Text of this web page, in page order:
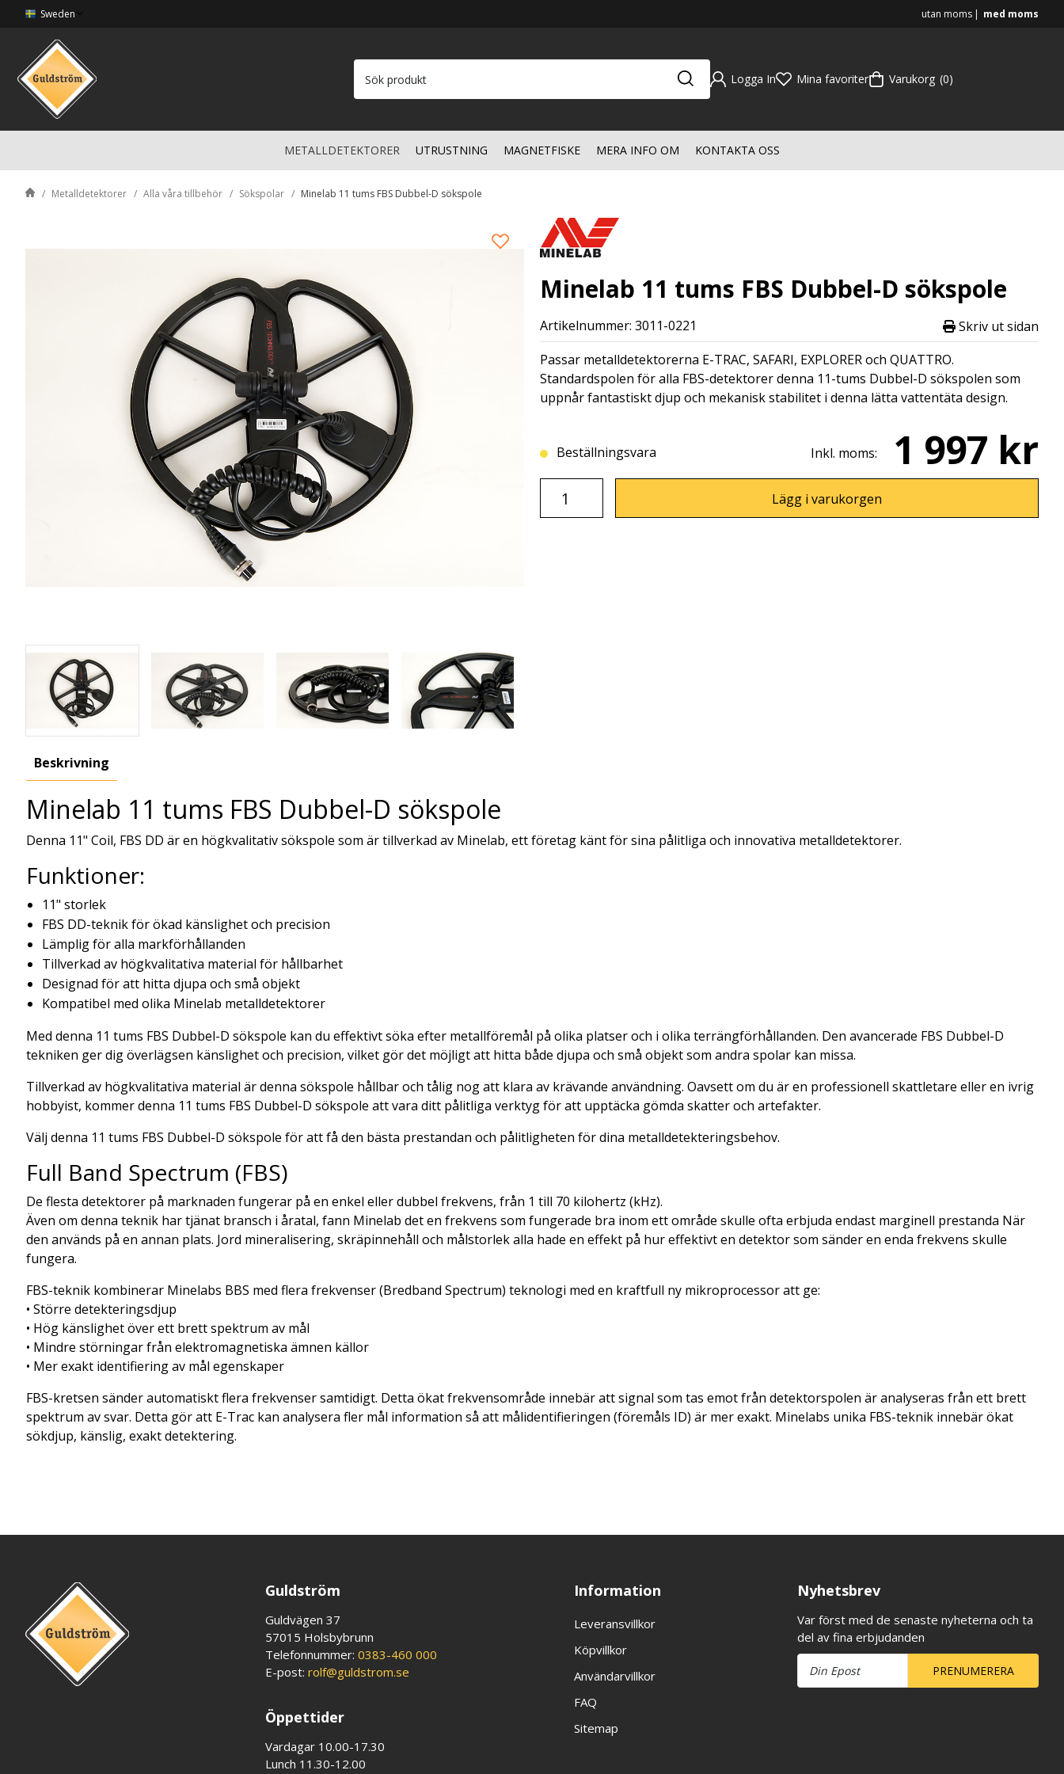
Sweden utan moms med moms
Logga In Mina favoriter Varukorg 0
METALLDETEKTORER UTRUSTNING MAGNETFISKE MERA INFO OM KONTAKTA OSS
Metalldetektorer Alla våra tillbehör Sökspolar Minelab 11 tums FBS Dubbel-D sökspole
Minelab 11 tums FBS Dubbel-D sökspole
Artikelnummer: 3011-0221
Skriv ut sidan
Passar metalldetektorerna E-TRAC, SAFARI, EXPLORER och QUATTRO.
Standardspolen för alla FBS-detektorer denna 11-tums Dubbel-D sökspolen som
uppnår fantastiskt djup och mekanisk stabilitet i denna lätta vattentäta design.
Beställningsvara Inkl. moms: 1 997 kr
Lägg i varukorgen
Beskrivning
Minelab 11 tums FBS Dubbel-D sökspole
Denna 11" Coil, FBS DD är en högkvalitativ sökspole som är tillverkad av Minelab, ett företag känt för sina pålitliga och innovativa metalldetektorer.
Funktioner:
11" storlek
FBS DD-teknik för ökad känslighet och precision
Lämplig för alla markförhållanden
Tillverkad av högkvalitativa material för hållbarhet
Designad för att hitta djupa och små objekt
Kompatibel med olika Minelab metalldetektorer
Med denna 11 tums FBS Dubbel-D sökspole kan du effektivt söka efter metallföremål på olika platser och i olika terrängförhållanden. Den avancerade FBS Dubbel-D
tekniken ger dig överlägsen känslighet och precision, vilket gör det möjligt att hitta både djupa och små objekt som andra spolar kan missa.
Tillverkad av högkvalitativa material är denna sökspole hållbar och tålig nog att klara av krävande användning. Oavsett om du är en professionell skattletare eller en ivrig
hobbyist, kommer denna 11 tums FBS Dubbel-D sökspole att vara ditt pålitliga verktyg för att upptäcka gömda skatter och artefakter.
Välj denna 11 tums FBS Dubbel-D sökspole för att få den bästa prestandan och pålitligheten för dina metalldetekteringsbehov.
Full Band Spectrum (FBS)
De flesta detektorer på marknaden fungerar på en enkel eller dubbel frekvens, från 1 till 70 kilohertz (kHz).
Även om denna teknik har tjänat bransch i åratal, fann Minelab det en frekvens som fungerade bra inom ett område skulle ofta erbjuda endast marginell prestanda När
den används på en annan plats. Jord mineralisering, skräpinnehåll och målstorlek alla hade en effekt på hur effektivt en detektor som sänder en enda frekvens skulle
fungera.
FBS-teknik kombinerar Minelabs BBS med flera frekvenser (Bredband Spectrum) teknologi med en kraftfull ny mikroprocessor att ge:
• Större detekteringsdjup
• Hög känslighet över ett brett spektrum av mål
• Mindre störningar från elektromagnetiska ämnen källor
• Mer exakt identifiering av mål egenskaper
FBS-kretsen sänder automatiskt flera frekvenser samtidigt. Detta ökat frekvensområde innebär att signal som tas emot från detektorspolen är analyseras från ett brett
spektrum av svar. Detta gör att E-Trac kan analysera fler mål information så att målidentifieringen (föremåls ID) är mer exakt. Minelabs unika FBS-teknik innebär ökat
sökdjup, känslig, exakt detektering.
Guldström
Guldvägen 37
57015 Holsbybrunn
Telefonnummer:0383-460 000
E-post:rolf@guldstrom.se
Öppettider
Vardagar 10.00-17.30
Lunch 11.30-12.00
Information
Leveransvillkor
Köpvillkor
Användarvillkor
FAQ
Sitemap
Nyhetsbrev
Var först med de senaste nyheterna och ta
del av fina erbjudanden
PRENUMERERA